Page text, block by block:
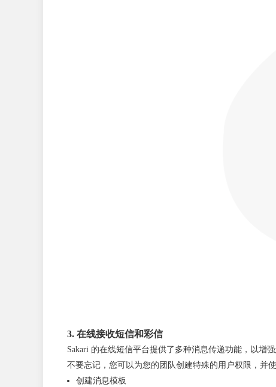
3. 在线接收短信和彩信
Sakari 的在线短信平台提供了多种消息传递功能，以增强
不要忘记，您可以为您的团队创建特殊的用户权限，并
创建消息模板